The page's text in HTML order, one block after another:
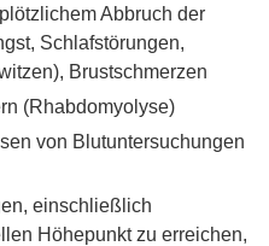
Abbruch der
Schlafstörungen,
Brustschmerzen
(Rhabdomyolyse)
von Blutuntersuchungen
einschließlich
Höhepunkt zu erreichen,